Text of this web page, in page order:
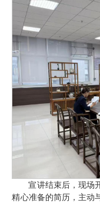
宣讲结束后，现场
精心准备的简历，主动